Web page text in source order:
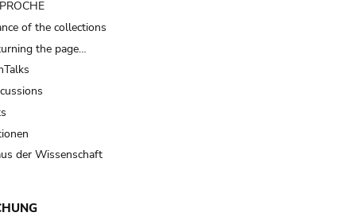
of the collections
the page…
der Wissenschaft